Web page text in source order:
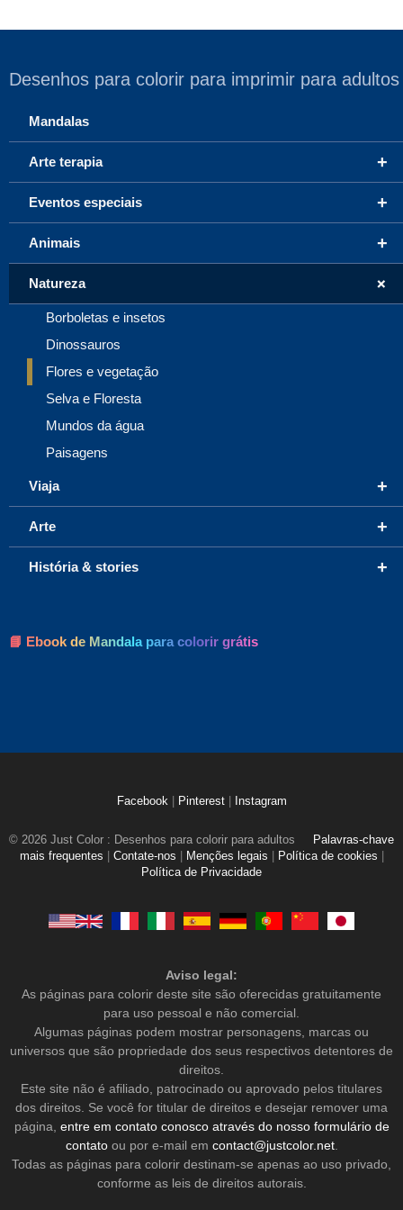
Desenhos para colorir para imprimir para adultos
Mandalas
+
Arte terapia
+
Eventos especiais
+
Animais
+
Natureza
Borboletas e insetos
Dinossauros
Flores e vegetação
Selva e Floresta
Mundos da água
Paisagens
+
Viaja
+
Arte
+
História & stories
📘 Ebook de Mandala para colorir grátis
Facebook Pinterest Instagram
© 2026 Just Color : Desenhos para colorir para adultos
Palavras-chave
mais frequentes
Contate-nos Menções legais Política de cookies
Política de Privacidade
Aviso legal:
As páginas para colorir deste site são oferecidas gratuitamente
para uso pessoal e não comercial.
Algumas páginas podem mostrar personagens, marcas ou
universos que são propriedade dos seus respectivos detentores de
direitos.
Este site não é afiliado, patrocinado ou aprovado pelos titulares
dos direitos. Se você for titular de direitos e desejar remover uma
página, entre em contato conosco através do nosso formulário de
contatoou por e-mail em contact@justcolor.net.
Todas as páginas para colorir destinam-se apenas ao uso privado,
conforme as leis de direitos autorais.